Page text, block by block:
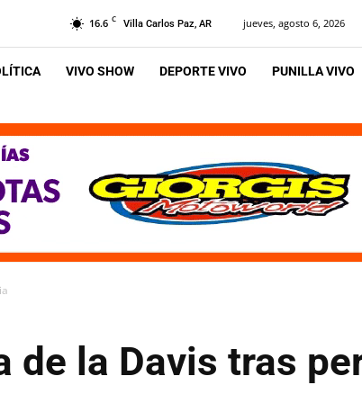
16.6 C Villa Carlos Paz, AR jueves, agosto 6, 2026
VIVO SHOW DEPORTE VIVO PUNILLA VIVO
la Davis tras